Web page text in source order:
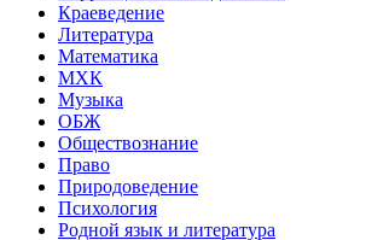
Краеведение
Литература
Математика
МХК
Музыка
ОБЖ
Обществознание
Право
Природоведение
Психология
Родной язык и литература